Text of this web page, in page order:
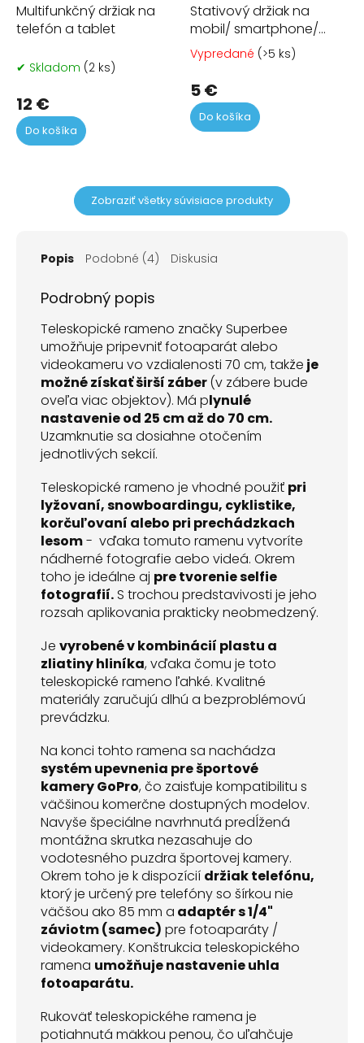
Multifunkčný držiak na
telefón a tablet
✔ Skladom (2 ks)
12 €
Do košíka
Stativový držiak na
mobil/ smartphone/
telefón
Vypredané (>5 ks)
5 €
Do košíka
Zobraziť všetky súvisiace produkty
Popis Podobné (4) Diskusia
Podrobný popis
Teleskopické rameno značky Superbee
umožňuje pripevniť fotoaparát alebo
videokameru vo vzdialenosti 70 cm, takže je
možné získať širší záber(v zábere bude
oveľa viac objektov). Má plynulé
nastavenie od 25 cm až do 70 cm.
Uzamknutie sa dosiahne otočením
jednotlivých sekcií.
Teleskopické rameno je vhodné použiť pri
lyžovaní, snowboardingu, cyklistike,
korčuľovaní alebo pri prechádzkach
lesom- vďaka tomuto ramenu vytvoríte
nádherné fotografie aebo videá. Okrem
toho je ideálne aj pre tvorenie selfie
fotografií.S trochou predstavivosti je jeho
rozsah aplikovania prakticky neobmedzený.
Je vyrobené v kombinácií plastu a
zliatiny hliníka, vďaka čomu je toto
teleskopické rameno ľahké. Kvalitné
materiály zaručujú dlhú a bezproblémovú
prevádzku.
Na konci tohto ramena sa nachádza
systém upevnenia pre športové
kamery GoPro, čo zaisťuje kompatibilitu s
väčšinou komerčne dostupných modelov.
Navyše špeciálne navrhnutá predĺžená
montážna skrutka nezasahuje do
vodotesného puzdra športovej kamery.
Okrem toho je k dispozícií držiak telefónu,
ktorý je určený pre telefóny so šírkou nie
väčšou ako 85 mm a adaptér s 1/4"
záviotm (samec) pre fotoaparáty /
videokamery. Konštrukcia teleskopického
ramena umožňuje nastavenie uhla
fotoaparátu.
Rukoväť teleskopickéhe ramena je
potiahnutá mäkkou penou, čo uľahčuje